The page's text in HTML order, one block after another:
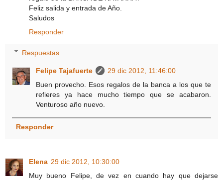
Feliz salida y entrada de Año.
Saludos
Responder
Respuestas
Felipe Tajafuerte
29 dic 2012, 11:46:00
Buen provecho. Esos regalos de la banca a los que te
refieres ya hace mucho tiempo que se acabaron.
Venturoso año nuevo.
Responder
Elena 29 dic 2012, 10:30:00
Muy bueno Felipe, de vez en cuando hay que dejarse